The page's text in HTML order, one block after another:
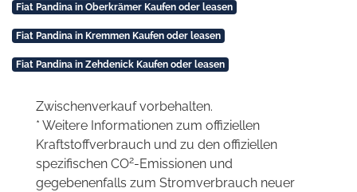
Fiat Pandina in Oberkrämer Kaufen oder leasen
Fiat Pandina in Kremmen Kaufen oder leasen
Fiat Pandina in Zehdenick Kaufen oder leasen
Zwischenverkauf vorbehalten.
* Weitere Informationen zum offiziellen
Kraftstoffverbrauch und zu den offiziellen
spezifischen CO2-Emissionen und
gegebenenfalls zum Stromverbrauch neuer